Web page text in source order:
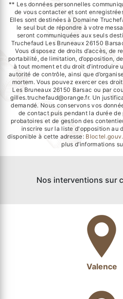
** Les données personnelles
de vous contacter et sont
Elles sont destinées à Domaine
le seul but de répondre à votre
seront communiquées aux seuls
Truchefaud Les Bruneaux 26150
Vous disposez de droits d’accès, de
portabilité, de limitation, d’opposition,
à tout moment et du droit d’introduire
autorité de contrôle, ainsi que
mortem. Vous pouvez exercer ces
Les Bruneaux 26150 Barsac ou par
gilles.truchefaud@orange.fr. Un
demandé. Nous conservons vos
de contact puis pendant la durée
probatoires et de gestion des
inscrire sur la liste d'opposition au
disponible à cette adresse:
plus d’informations
Nos interventions sur
Valence